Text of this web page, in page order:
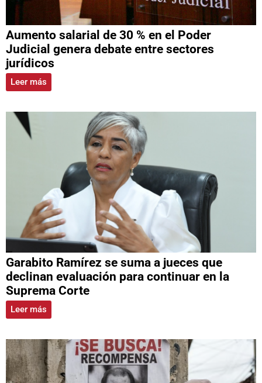
Aumento salarial de 30 % en el Poder
Judicial genera debate entre sectores
jurídicos
Leer más
Garabito Ramírez se suma a jueces que
declinan evaluación para continuar en la
Suprema Corte
Leer más